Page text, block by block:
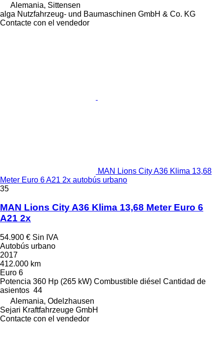
Alemania, Sittensen
alga Nutzfahrzeug- und Baumaschinen GmbH & Co. KG
Contacte con el vendedor
MAN Lions City A36 Klima 13,68
Meter Euro 6 A21 2x autobús urbano
35
MAN Lions City A36 Klima 13,68 Meter Euro 6
A21 2x
54.900 € Sin IVA
Autobús urbano
2017
412.000 km
Euro 6
Potencia 360 Hp (265 kW) Combustible diésel Cantidad de
asientos 44
Alemania, Odelzhausen
Sejari Kraftfahrzeuge GmbH
Contacte con el vendedor